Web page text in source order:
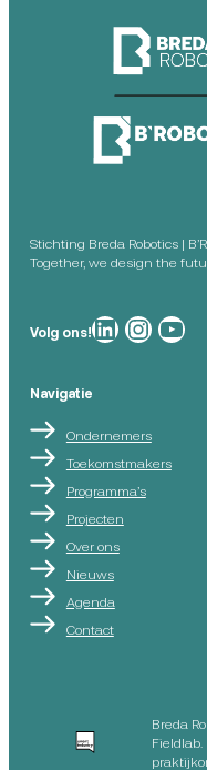
Stichting Breda Robotics |
Together, we design the
Volg ons!Breda Robotics op Breda Robotics op
Breda Robotics op
Navigatie
Ondernemers
Toekomstmakers
Programma’s
Projecten
Over ons
Nieuws
Agenda
Contact
Breda